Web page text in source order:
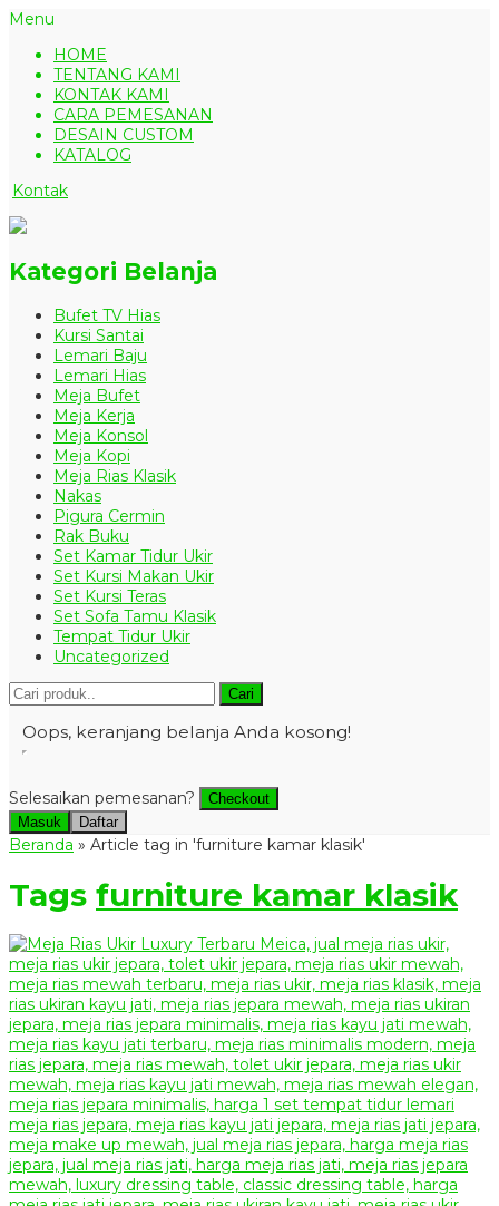
Menu
HOME
TENTANG KAMI
KONTAK KAMI
CARA PEMESANAN
DESAIN CUSTOM
KATALOG
Kontak
Kategori Belanja
Bufet TV Hias
Kursi Santai
Lemari Baju
Lemari Hias
Meja Bufet
Meja Kerja
Meja Konsol
Meja Kopi
Meja Rias Klasik
Nakas
Pigura Cermin
Rak Buku
Set Kamar Tidur Ukir
Set Kursi Makan Ukir
Set Kursi Teras
Set Sofa Tamu Klasik
Tempat Tidur Ukir
Uncategorized
Cari
Oops, keranjang belanja Anda kosong!
Selesaikan pemesanan?
Checkout
Masuk
Daftar
Beranda » Article tag in 'furniture kamar klasik'
Tags furniture kamar klasik